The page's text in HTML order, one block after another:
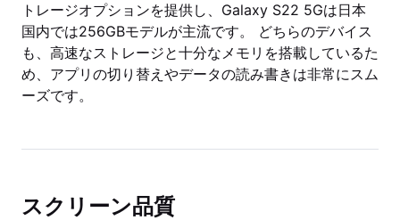
トレージオプションを提供し、Galaxy S22 5Gは日本
国内では256GBモデルが主流です。 どちらのデバイス
も、高速なストレージと十分なメモリを搭載しているた
め、アプリの切り替えやデータの読み書きは非常にスム
ーズです。
スクリーン品質